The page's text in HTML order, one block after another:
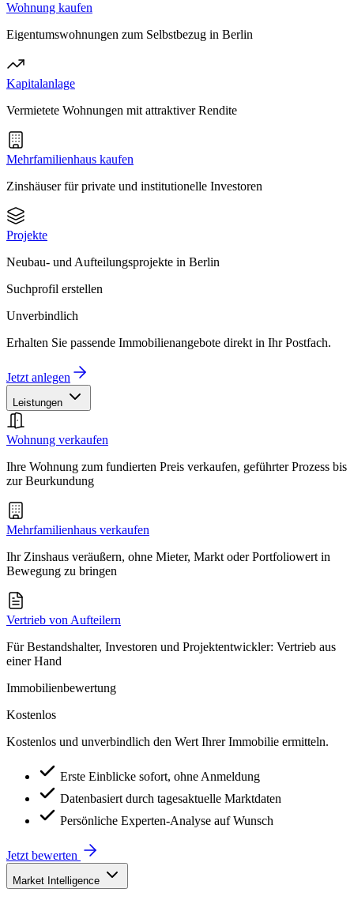
Wohnung kaufen
Eigentumswohnungen zum Selbstbezug in Berlin
Kapitalanlage
Vermietete Wohnungen mit attraktiver Rendite
Mehrfamilienhaus kaufen
Zinshäuser für private und institutionelle Investoren
Projekte
Neubau- und Aufteilungsprojekte in Berlin
Suchprofil erstellen
Unverbindlich
Erhalten Sie passende Immobilienangebote direkt in Ihr Postfach.
Jetzt anlegen
Leistungen
Wohnung verkaufen
Ihre Wohnung zum fundierten Preis verkaufen, geführter Prozess bis
zur Beurkundung
Mehrfamilienhaus verkaufen
Ihr Zinshaus veräußern, ohne Mieter, Markt oder Portfoliowert in
Bewegung zu bringen
Vertrieb von Aufteilern
Für Bestandshalter, Investoren und Projektentwickler: Vertrieb aus
einer Hand
Immobilienbewertung
Kostenlos
Kostenlos und unverbindlich den Wert Ihrer Immobilie ermitteln.
Erste Einblicke sofort, ohne Anmeldung
Datenbasiert durch tagesaktuelle Marktdaten
Persönliche Experten-Analyse auf Wunsch
Jetzt bewerten
Market Intelligence